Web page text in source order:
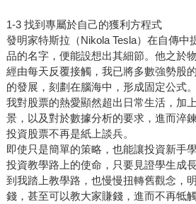
1-3 找到專屬於自己的獲利方程式
發明家特斯拉（Nikola Tesla）在自傳中
品的名字，便能設想出其細節。他之於
經由每天反覆接觸，我已將多數強勢股
的發展，刻劃在腦海中，形成固定公式。
我對股票的熱愛顯然超出日常生活，加
景，以及對於數據分析的要求，進而淬
投資股票不再是紙上談兵。
即使只是簡單的策略，也能讓投資新手
投資教學路上的使命，只要見證學生成
到我踏上教學路，也慢慢扭轉舊觀念，
錢，甚至可以教大家賺錢，進而不再牴